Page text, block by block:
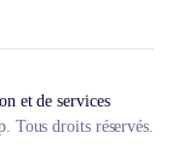
et de services
droits réservés.